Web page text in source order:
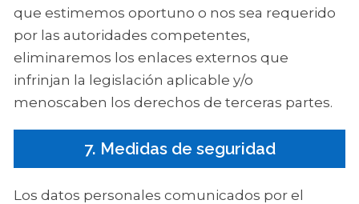
que estimemos oportuno o nos sea requerido
por las autoridades competentes,
eliminaremos los enlaces externos que
infrinjan la legislación aplicable y/o
menoscaben los derechos de terceras partes.
7. Medidas de seguridad
Los datos personales comunicados por el